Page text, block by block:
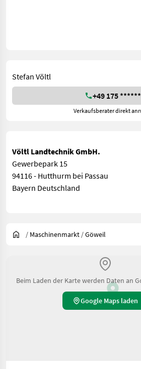
Stefan Völtl
+49 175 ******
Verkaufsberater direkt
Völtl Landtechnik GmbH.
Gewerbepark 15
94116 - Hutthurm bei Passau
Bayern Deutschland
/ Maschinenmarkt /Göweil
Beim Laden der Karte werden Daten an
Google Maps laden